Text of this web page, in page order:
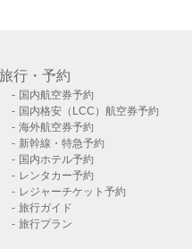
旅行・予約
国内航空券予約
国内格安（LCC）航空券予約
海外航空券予約
新幹線・特急予約
国内ホテル予約
レンタカー予約
レジャーチケット予約
旅行ガイド
旅行プラン